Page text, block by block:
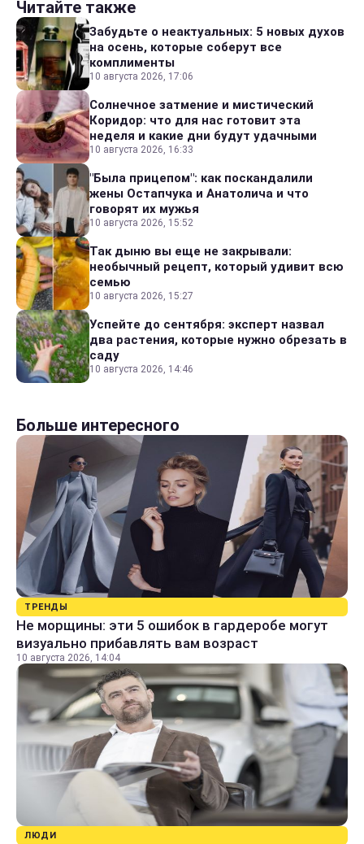
Читайте также
Забудьте о неактуальных: 5 новых духов
на осень, которые соберут все
комплименты
10 августа 2026, 17:06
Солнечное затмение и мистический
Коридор: что для нас готовит эта
неделя и какие дни будут удачными
10 августа 2026, 16:33
"Была прицепом": как поскандалили
жены Остапчука и Анатолича и что
говорят их мужья
10 августа 2026, 15:52
Так дыню вы еще не закрывали:
необычный рецепт, который удивит всю
семью
10 августа 2026, 15:27
Успейте до сентября: эксперт назвал
два растения, которые нужно обрезать в
саду
10 августа 2026, 14:46
Больше интересного
ТРЕНДЫ
Не морщины: эти 5 ошибок в гардеробе могут
визуально прибавлять вам возраст
10 августа 2026, 14:04
ЛЮДИ